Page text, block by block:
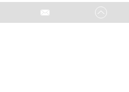
personalizado